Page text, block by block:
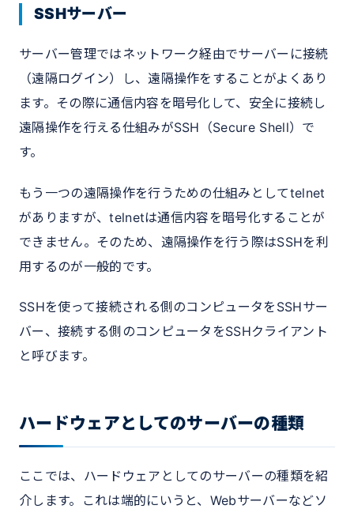
SSHサーバー
サーバー管理ではネットワーク経由でサーバーに接続
（遠隔ログイン）し、遠隔操作をすることがよくあり
ます。その際に通信内容を暗号化して、安全に接続し
遠隔操作を行える仕組みがSSH（Secure Shell）で
す。
もう一つの遠隔操作を行うための仕組みとしてtelnet
がありますが、telnetは通信内容を暗号化することが
できません。そのため、遠隔操作を行う際はSSHを利
用するのが一般的です。
SSHを使って接続される側のコンピュータをSSHサー
バー、接続する側のコンピュータをSSHクライアント
と呼びます。
ハードウェアとしてのサーバーの種類
ここでは、ハードウェアとしてのサーバーの種類を紹
介します。これは端的にいうと、Webサーバーなどソ